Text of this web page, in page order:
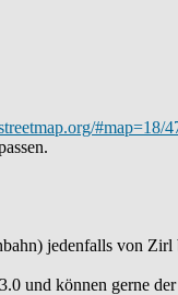
#map=18/
jedenfalls von
und können gerne